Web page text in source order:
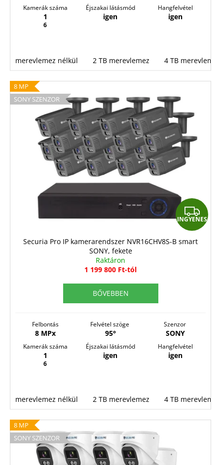
Kamerák száma
1
6
Éjszakai látásmód
igen
Hangfelvétel
igen
merevlemez nélkül 2 TB merevlemez 4 TB merevlemez
8 MP
SONY SZENZOR
I
N
INGYENES
Securia Pro IP kamerarendszer NVR16CHV8S-B smart
SONY, fekete
Raktáron
1 199 800 Ft-tól
BŐVEBBEN
Felbontás
8 MPx
Felvétel szöge
95°
Szenzor
SONY
Kamerák száma
1
6
Éjszakai látásmód
igen
Hangfelvétel
igen
merevlemez nélkül 2 TB merevlemez 4 TB merevlemez
8 MP
SONY SZENZOR